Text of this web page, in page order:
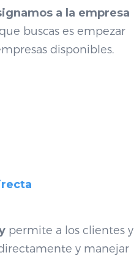
a la empresa
buscas es empezar
disponibles.
permite a los clientes y
y manejar